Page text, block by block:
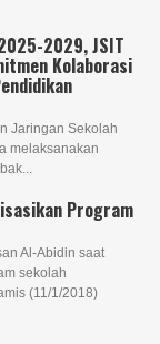
2029, JSIT
Kolaborasi
Jaringan Sekolah
melaksanakan
Program
Al-Abidin saat
sekolah
(11/1/2018)